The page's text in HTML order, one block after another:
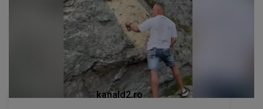
kanald2.ro